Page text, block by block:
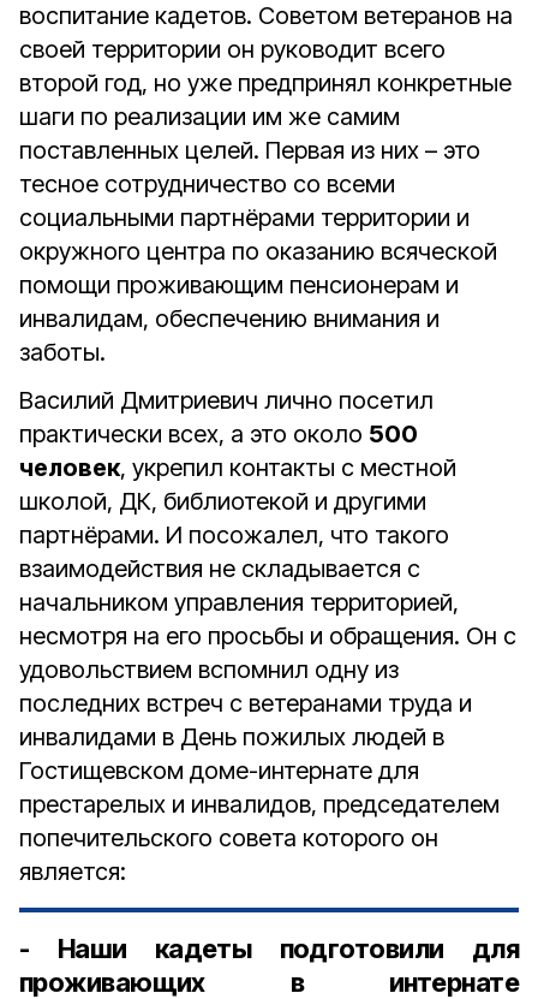
воспитание кадетов. Советом ветеранов на
своей территории он руководит всего
второй год, но уже предпринял конкретные
шаги по реализации им же самим
поставленных целей. Первая из них – это
тесное сотрудничество со всеми
социальными партнёрами территории и
окружного центра по оказанию всяческой
помощи проживающим пенсионерам и
инвалидам, обеспечению внимания и
заботы.
Василий Дмитриевич лично посетил
практически всех, а это около 500
человек, укрепил контакты с местной
школой, ДК, библиотекой и другими
партнёрами. И посожалел, что такого
взаимодействия не складывается с
начальником управления территорией,
несмотря на его просьбы и обращения. Он с
удовольствием вспомнил одну из
последних встреч с ветеранами труда и
инвалидами в День пожилых людей в
Гостищевском доме-интернате для
престарелых и инвалидов, председателем
попечительского совета которого он
является:
- Наши кадеты подготовили для
проживающих в интернате